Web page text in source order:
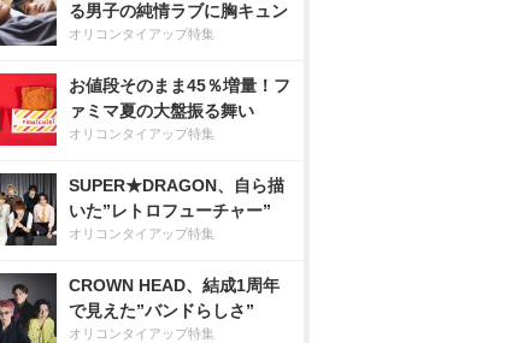
る男子の純情ラブに胸キュン
オリコンタイアップ特集
お値段そのまま45％増量！フ
ァミマ夏の大盤振る舞い
オリコンタイアップ特集
SUPER★DRAGON、自ら描
いた”レトロフューチャー”
オリコンタイアップ特集
CROWN HEAD、結成1周年
で見えた”バンドらしさ”
オリコンタイアップ特集